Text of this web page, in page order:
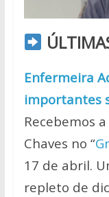
Enfermeira
importantes
Recebemos
Chaves no “
17 de abril.
repleto de